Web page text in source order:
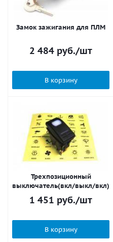
Замок зажигания для ПЛМ
2 484 руб./шт
В корзину
Трехпозиционный
выключатель(вкл/выкл/вкл)
1 451 руб./шт
В корзину